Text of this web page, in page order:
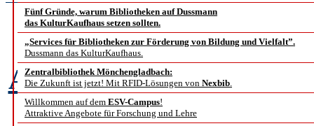
Fünf Gründe, warum Bibliotheken auf Dussmann
das KulturKaufhaus setzen sollten.
„Services für Bibliotheken zur Förderung von Bildung und Vielfalt”.
Dussmann das KulturKaufhaus.
Zentralbibliothek Mönchengladbach:
Die Zukunft ist jetzt! Mit RFID-Lösungen von Nexbib.
Willkommen auf dem ESV-Campus!
Attraktive Angebote für Forschung und Lehre
Auf den Spuren des